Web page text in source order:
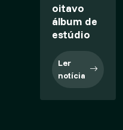
oitavo
álbum de
estúdio
Ler
notícia